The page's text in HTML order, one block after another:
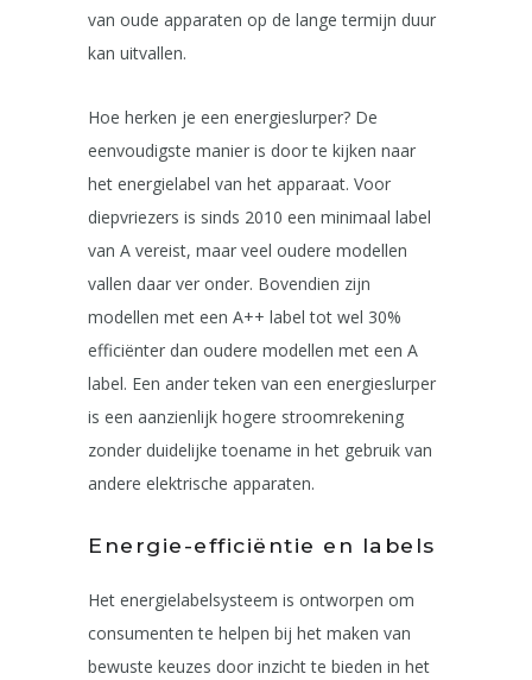
van oude apparaten op de lange termijn duur
kan uitvallen.
Hoe herken je een energieslurper? De
eenvoudigste manier is door te kijken naar
het energielabel van het apparaat. Voor
diepvriezers is sinds 2010 een minimaal label
van A vereist, maar veel oudere modellen
vallen daar ver onder. Bovendien zijn
modellen met een A++ label tot wel 30%
efficiënter dan oudere modellen met een A
label. Een ander teken van een energieslurper
is een aanzienlijk hogere stroomrekening
zonder duidelijke toename in het gebruik van
andere elektrische apparaten.
Energie-efficiëntie en labels
Het energielabelsysteem is ontworpen om
consumenten te helpen bij het maken van
bewuste keuzes door inzicht te bieden in het